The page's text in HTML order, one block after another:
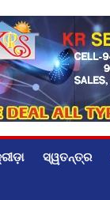
ସ୍ୱତନ୍ତ୍ର